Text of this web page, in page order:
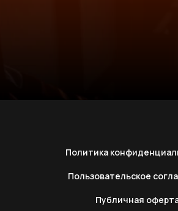
Политика
Пользовательское
Публичная